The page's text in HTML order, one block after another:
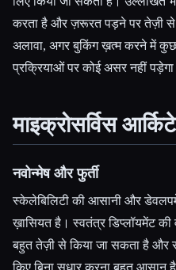
करता है और ज़रूरत पड़ने पर तेज़ी
अलावा, अगर बुकिंग ख़त्म करने में
प्रक्रियाओं पर कोई असर नहीं
माइक्रोसर्विस
नवोन्मेष और फुर्ती
स्केलेबिलिटी की आसानी और
ख़ासियत है। स्वतंत्र डिप्लॉयमेंट
बहुत तेज़ी से किया जा सकता है और